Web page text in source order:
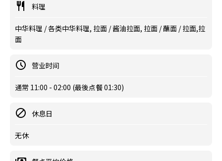
料理
中华料理 / 各类中华料理, 拉面 / 酱油拉面, 拉面 / 蘸面 / 拉面,拉
面
营业时间
通常 11:00 - 02:00 (最後点餐 01:30)
休息日
无休